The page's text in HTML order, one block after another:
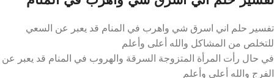
تفسير حلم اني اسرق شي واهرب في المنام قد يعبر عن السعي
للتخلص من المشاكل والله أعلى وأعلم
في حال رأت المرأة المتزوجة السرقة والهروب في المنام قد يعبر عن
الفرج والله أعلى وأعلم